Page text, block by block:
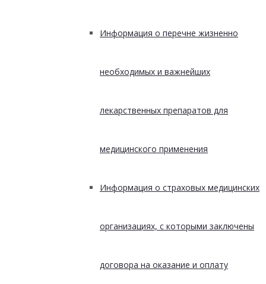
Информация о перечне жизненно
необходимых и важнейших
лекарственных препаратов для
медицинского применения
Информация о страховых медицинских
организациях, с которыми заключены
договора на оказание и оплату